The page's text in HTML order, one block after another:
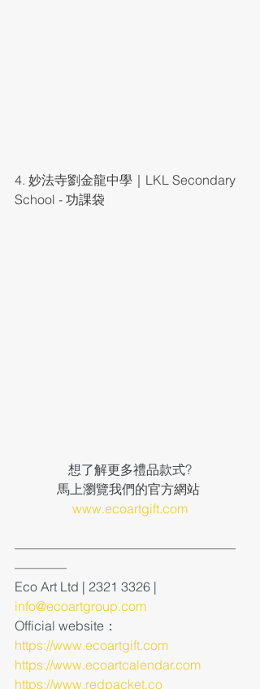
4. 妙法寺劉金龍中學｜LKL Secondary
School - 功課袋
想了解更多禮品款式?
馬上瀏覽我們的官方網站
www.ecoartgift.com
—————————————————
————
Eco Art Ltd | 2321 3326 |
info@ecoartgroup.com
Official website：
https://www.ecoartgift.com
https://www.ecoartcalendar.com
https://www.redpacket.co